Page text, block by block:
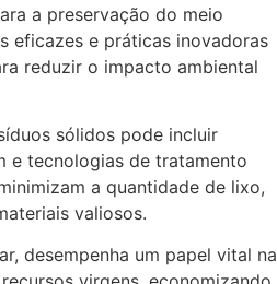
a preservação do meio
eficazes e práticas inovadoras
reduzir o impacto ambiental
sólidos pode incluir
e tecnologias de tratamento
a quantidade de lixo,
valiosos.
desempenha um papel vital na